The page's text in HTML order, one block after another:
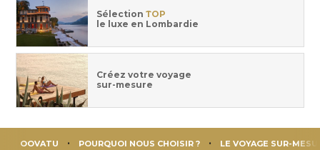
Sélection TOP
le luxe en Lombardie
Créez votre voyage
sur-mesure
OOVATU POURQUOI NOUS CHOISIR ? LE VOYAGE SUR-